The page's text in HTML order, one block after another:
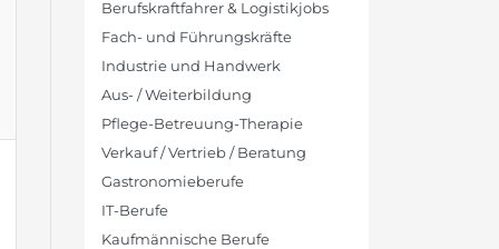
Berufskraftfahrer & Logistikjobs
Fach- und Führungskräfte
Industrie und Handwerk
Aus- / Weiterbildung
Pflege-Betreuung-Therapie
Verkauf / Vertrieb / Beratung
Gastronomieberufe
IT-Berufe
Kaufmännische Berufe